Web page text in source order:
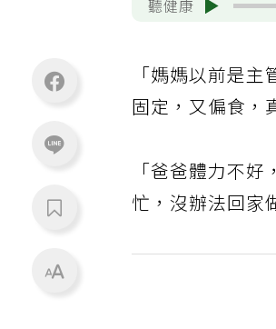
聽健康
「媽媽以前是
固定，又偏食
「爸爸體力不
忙，沒辦法回家